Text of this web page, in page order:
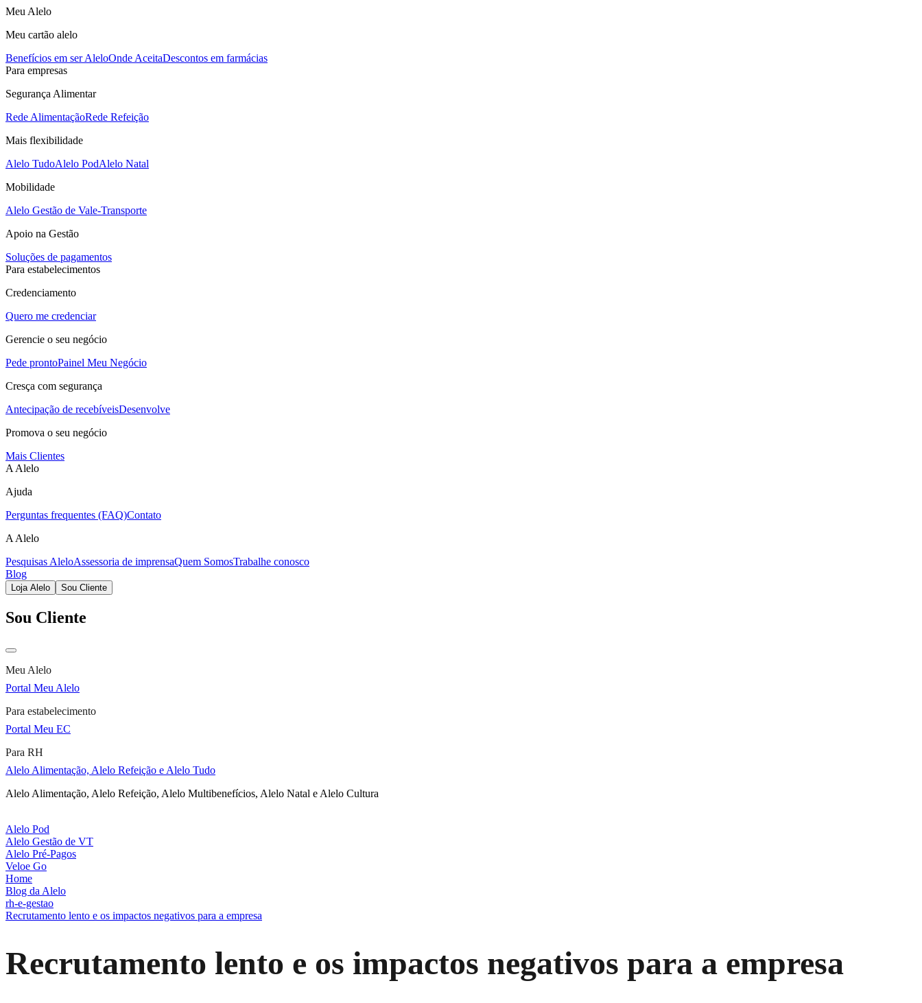
Meu Alelo
Meu cartão alelo
Benefícios em ser AleloOnde AceitaDescontos em farmácias
Para empresas
Segurança Alimentar
Rede AlimentaçãoRede Refeição
Mais flexibilidade
Alelo TudoAlelo PodAlelo Natal
Mobilidade
Alelo Gestão de Vale-Transporte
Apoio na Gestão
Soluções de pagamentos
Para estabelecimentos
Credenciamento
Quero me credenciar
Gerencie o seu negócio
Pede prontoPainel Meu Negócio
Cresça com segurança
Antecipação de recebíveisDesenvolve
Promova o seu negócio
Mais Clientes
A Alelo
Ajuda
Perguntas frequentes (FAQ)Contato
A Alelo
Pesquisas AleloAssessoria de imprensaQuem SomosTrabalhe conosco
Blog
Loja Alelo Sou Cliente
Sou Cliente
Meu Alelo
Portal Meu Alelo
Para estabelecimento
Portal Meu EC
Para RH
Alelo Alimentação, Alelo Refeição e Alelo Tudo
Alelo Alimentação, Alelo Refeição, Alelo Multibenefícios, Alelo Natal e Alelo Cultura
Alelo Pod
Alelo Gestão de VT
Alelo Pré-Pagos
Veloe Go
Home
Blog da Alelo
rh-e-gestao
Recrutamento lento e os impactos negativos para a empresa
Recrutamento lento e os impactos negativos para a empresa